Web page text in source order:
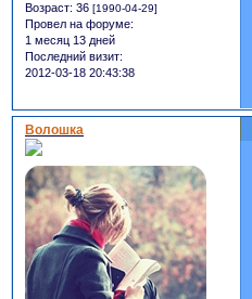
Возраст: 36 [1990-04-29]
Провел на форуме:
1 месяц 13 дней
Последний визит:
2012-03-18 20:43:38
Волошка